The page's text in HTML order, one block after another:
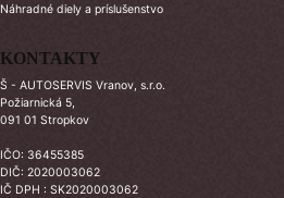
Náhradné diely a príslušenstvo
KONTAKTY
Š - AUTOSERVIS Vranov, s.r.o.
Požiarnická 5,
091 01 Stropkov
IČO: 36455385
DIČ: 2020003062
IČ DPH : SK2020003062